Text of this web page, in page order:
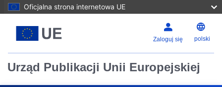
Oficjalna strona internetowa UE
Zaloguj się polski
Urząd Publikacji Unii Europejskiej